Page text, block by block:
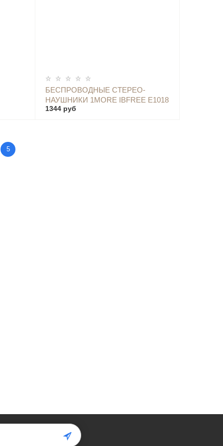
-
БЕСПРОВОДНЫЕ CТЕРЕО-
НАУШНИКИ 1MORE IBFREE Е1018
BLUETOOTH EARPHONES, APPLE
1344 руб
ОПОВЕСТИТЬ
5